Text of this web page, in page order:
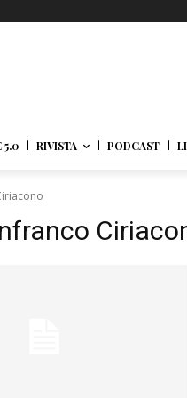
5.0 RIVISTA PODCAST